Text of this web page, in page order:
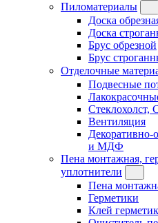
Пиломатериалы
Доска
Доска
Брус обрезной
Брус
Отделочные
Подвесные
Стеклохолст,
Вентиляция
и МДФ
Пена монтажная,
уплотнители
Пена
Герметики
Клей герметик